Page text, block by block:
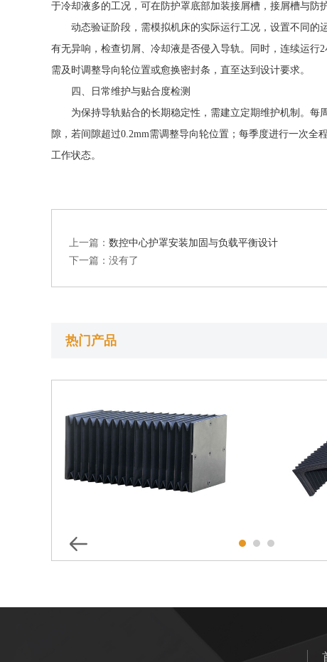
于冷却液多的工况，可在防护罩底部加装接屑槽，接屑槽与防
动态验证阶段，需模拟机床的实际运行工况，设置不同
有无异响，检查切屑、冷却液是否侵入导轨。同时，连续运
需及时调整导向轮位置或愈换密封条，直至达到设计要求。
四、日常维护与贴合度检测
为保持导轨贴合的长期稳定性，需建立定期维护机制。每
隙，若间隙超过0.2mm需调整导向轮位置；每季度进行一次
工作状态。
上一篇： 数控中心护罩安装加固与负载平衡设计
下一篇：没有了
热门产品
测量设备护罩